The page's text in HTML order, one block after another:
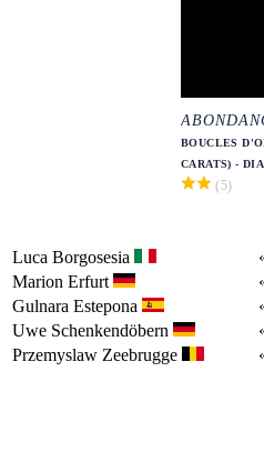
BOUCLES
CARATS) -
(5)
Luca Borgosesia
Marion Erfurt
Gulnara Estepona
Uwe Schenkendöbern
Przemyslaw Zeebrugge